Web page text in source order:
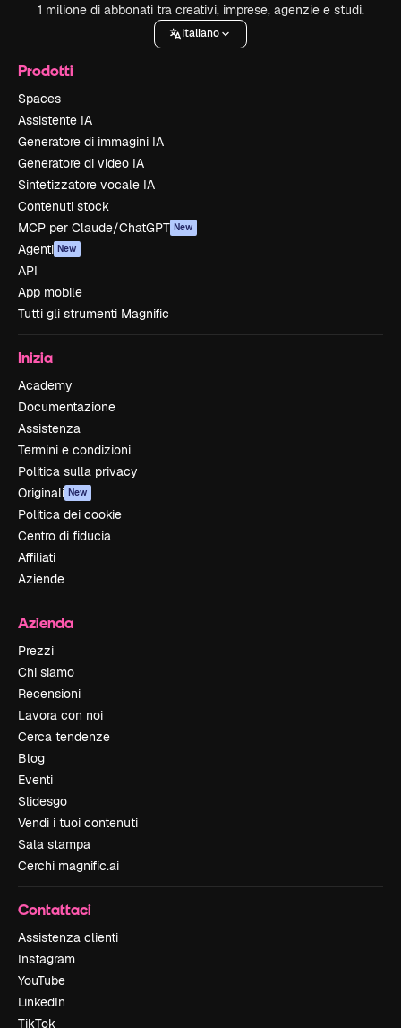
1 milione di abbonati tra creativi, imprese, agenzie e studi.
Italiano
Prodotti
Spaces
Assistente IA
Generatore di immagini IA
Generatore di video IA
Sintetizzatore vocale IA
Contenuti stock
MCP per Claude/ChatGPT New
Agenti New
API
App mobile
Tutti gli strumenti Magnific
Inizia
Academy
Documentazione
Assistenza
Termini e condizioni
Politica sulla privacy
Originali New
Politica dei cookie
Centro di fiducia
Affiliati
Aziende
Azienda
Prezzi
Chi siamo
Recensioni
Lavora con noi
Cerca tendenze
Blog
Eventi
Slidesgo
Vendi i tuoi contenuti
Sala stampa
Cerchi magnific.ai
Contattaci
Assistenza clienti
Instagram
YouTube
LinkedIn
TikTok